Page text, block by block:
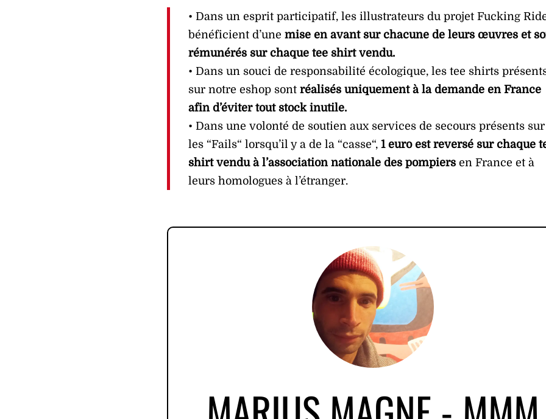
• Dans un esprit participatif, les illustrateurs du projet Fucking
bénéficient d’une mise en avant sur chacune de leurs œuvres et
rémunérés sur chaque tee shirt vendu.
• Dans un souci de responsabilité écologique, les tee shirts
sur notre eshop sont réalisés uniquement à la demande en France
afin d’éviter tout stock inutile.
• Dans une volonté de soutien aux services de secours présents sur
les “Fails“ lorsqu’il y a de la “casse“, 1 euro est reversé sur chaque
shirt vendu à l’association nationale des pompiersen France et à
leurs homologues à l’étranger.